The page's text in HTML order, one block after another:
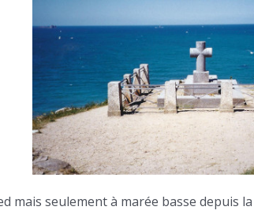
mais seulement à marée basse depuis